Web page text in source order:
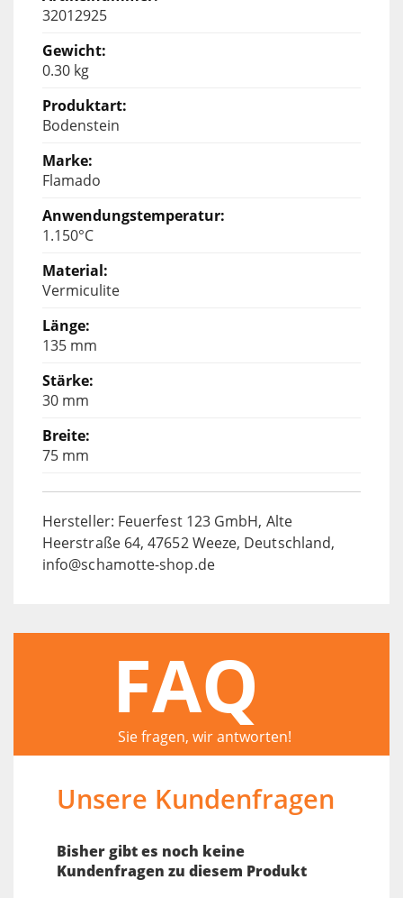
32012925
0.30 kg
Bodenstein
Flamado
1.150°C
Vermiculite
135 mm
30 mm
75 mm
Hersteller: Feuerfest 123 GmbH, Alte
Heerstraße 64, 47652 Weeze, Deutschland,
info@schamotte-shop.de
FAQ
Sie fragen, wir antworten!
Unsere Kundenfragen
Bisher gibt es noch keine
Kundenfragen zu diesem Produkt